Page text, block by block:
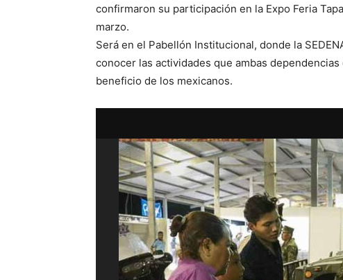
confirmaron su participación en la Expo Feria
marzo.
Será en el Pabellón Institucional, donde la
conocer las actividades que ambas
beneficio de los mexicanos.